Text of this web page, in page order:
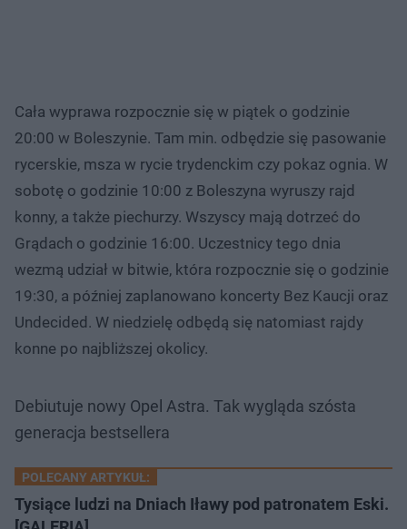
Cała wyprawa rozpocznie się w piątek o godzinie
20:00 w Boleszynie. Tam min. odbędzie się pasowanie
rycerskie, msza w rycie trydenckim czy pokaz ognia. W
sobotę o godzinie 10:00 z Boleszyna wyruszy rajd
konny, a także piechurzy. Wszyscy mają dotrzeć do
Grądach o godzinie 16:00. Uczestnicy tego dnia
wezmą udział w bitwie, która rozpocznie się o godzinie
19:30, a później zaplanowano koncerty Bez Kaucji oraz
Undecided. W niedzielę odbędą się natomiast rajdy
konne po najbliższej okolicy.
Debiutuje nowy Opel Astra. Tak wygląda szósta
generacja bestsellera
POLECANY ARTYKUŁ:
Tysiące ludzi na Dniach Iławy pod patronatem Eski.